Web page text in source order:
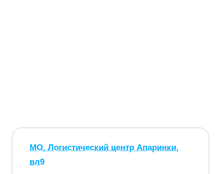
МО, Логистический центр Апаринки,
вл9